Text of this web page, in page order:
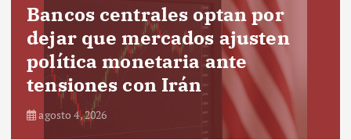
Bancos centrales optan por
dejar que mercados ajusten
política monetaria ante
tensiones con Irán
agosto 4, 2026